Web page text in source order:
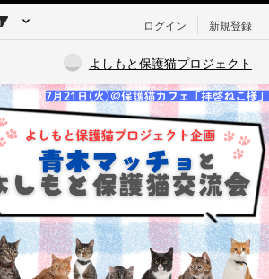
ログイン 新規登録
よしもと保護猫プロジェクト